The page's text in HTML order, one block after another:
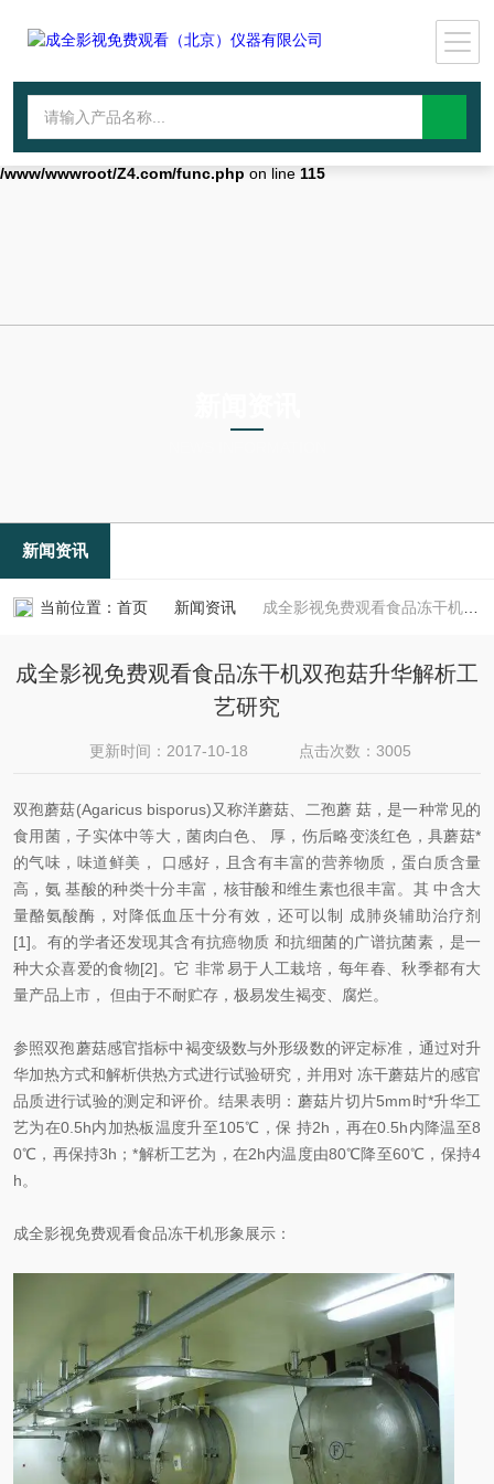
Warning: mkdir(): No space left on device in
file_put_contents(./cachefile_yuan/wwyjgs.com/cache/63/9be13/
failed to open stream: No such file or directory in
/www/wwwroot/Z4.com/func.php on line 115
新闻资讯
当前位置： 首页 新闻资讯 成全影视免费观看食品冻干机双孢菇升华解析工艺研究
成全影视免费观看食品冻干机双孢菇升华解析工
艺研究
更新时间：2017-10-18 点击次数：3005
双孢蘑菇(Agaricus bisporus)又称洋蘑菇、二孢蘑 菇，是一种常见的
食用菌，子实体中等大，菌肉白色、 厚，伤后略变淡红色，具蘑菇*
的气味，味道鲜美， 口感好，且含有丰富的营养物质，蛋白质含量
高，氨 基酸的种类十分丰富，核苷酸和维生素也很丰富。其 中含大
量酪氨酸酶，对降低血压十分有效，还可以制 成肺炎辅助治疗剂
[1]。有的学者还发现其含有抗癌物质 和抗细菌的广谱抗菌素，是一
种大众喜爱的食物[2]。它 非常易于人工栽培，每年春、秋季都有大
量产品上市， 但由于不耐贮存，极易发生褐变、腐烂。
参照双孢蘑菇感官指标中褐变级数与外形级数的评定标准，通过对升
华加热方式和解析供热方式进行试验研究，并用对 冻干蘑菇片的感官
品质进行试验的测定和评价。结果表明：蘑菇片切片5mm时*升华工
艺为在0.5h内加热板温度升至105℃，保 持2h，再在0.5h内降温至8
0℃，再保持3h；*解析工艺为，在2h内温度由80℃降至60℃，保持4
h。
成全影视免费观看食品冻干机形象展示：